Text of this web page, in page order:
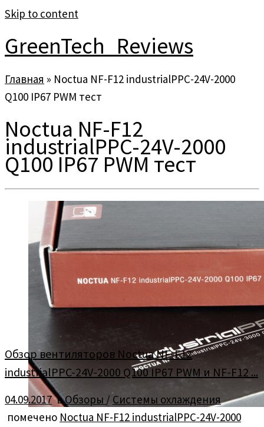
Skip to content
GreenTech_Reviews
Главная » Noctua NF-F12 industrialPPC-24V-2000
Q100 IP67 PWM тест
Noctua NF-F12
industrialPPC-24V-2000
Q100 IP67 PWM тест
Обзор вентиляторов Noctua NF-F12
industrialPPC-24V-2000 Q100 IP67 PWM и NF-F12 ...
04.09.2017вОбзоры/ Системы охлаждения
помечено Noctua NF-F12 industrialPPC-24V-2000